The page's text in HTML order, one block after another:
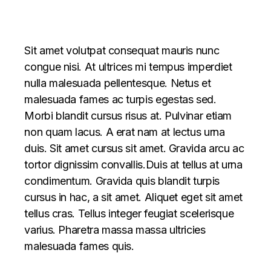
Sit amet volutpat consequat mauris nunc
congue nisi. At ultrices mi tempus imperdiet
nulla malesuada pellentesque. Netus et
malesuada fames ac turpis egestas sed.
Morbi blandit cursus risus at. Pulvinar etiam
non quam lacus. A erat nam at lectus urna
duis. Sit amet cursus sit amet. Gravida arcu ac
tortor dignissim convallis.Duis at tellus at urna
condimentum. Gravida quis blandit turpis
cursus in hac, a sit amet. Aliquet eget sit amet
tellus cras. Tellus integer feugiat scelerisque
varius. Pharetra massa massa ultricies
malesuada fames quis.